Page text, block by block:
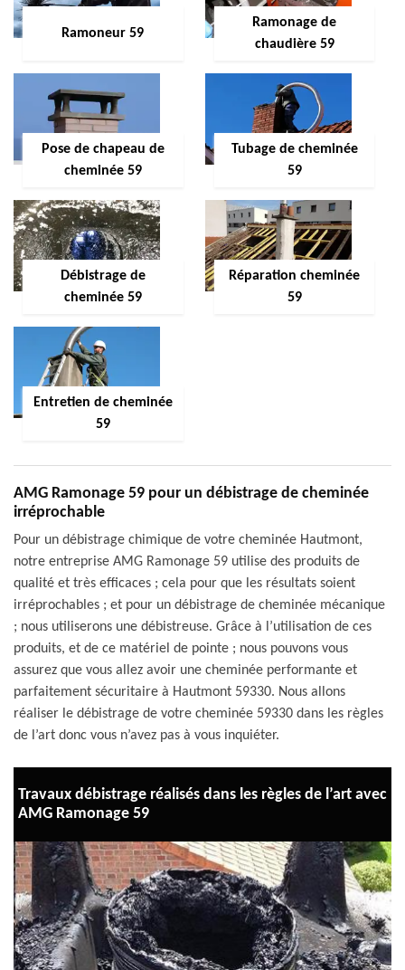
Ramoneur 59
Ramonage de
chaudière 59
Pose de chapeau de
cheminée 59
Tubage de cheminée
59
Débistrage de
cheminée 59
Réparation cheminée
59
Entretien de cheminée
59
AMG Ramonage 59 pour un débistrage de cheminée
irréprochable
Pour un débistrage chimique de votre cheminée Hautmont,
notre entreprise AMG Ramonage 59 utilise des produits de
qualité et très efficaces ; cela pour que les résultats soient
irréprochables ; et pour un débistrage de cheminée mécanique
; nous utiliserons une débistreuse. Grâce à l’utilisation de ces
produits, et de ce matériel de pointe ; nous pouvons vous
assurez que vous allez avoir une cheminée performante et
parfaitement sécuritaire à Hautmont 59330. Nous allons
réaliser le débistrage de votre cheminée 59330 dans les règles
de l’art donc vous n’avez pas à vous inquiéter.
Travaux débistrage réalisés dans les règles de l’art avec
AMG Ramonage 59